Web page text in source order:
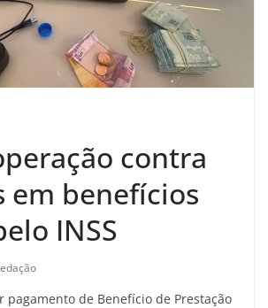
contra
em benefícios
INSS
pagamento de Benefício de Prestação